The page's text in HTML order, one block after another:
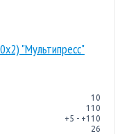
"Мультипресс"
10
110
+5 - +110
26